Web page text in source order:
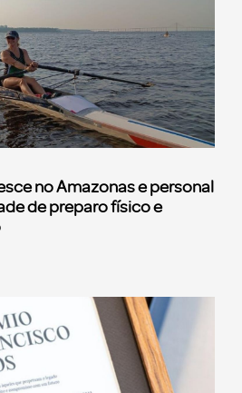
no Amazonas e personal
de preparo físico e